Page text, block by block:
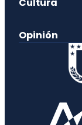
Opinión